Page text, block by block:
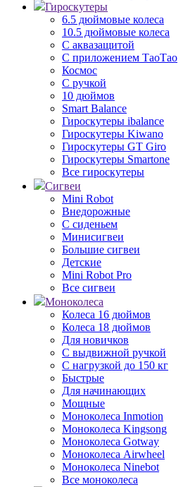
Гироскутеры
6.5 дюймовые колеса
10.5 дюймовые колеса
С аквазащитой
С приложением ТаоТао
Космос
С ручкой
10 дюймов
Smart Balance
Гироскутеры ibalance
Гироскутеры Kiwano
Гироскутеры GT Giro
Гироскутеры Smartone
Все гироскутеры
Сигвеи
Mini Robot
Внедорожные
С сиденьем
Минисигвеи
Большие сигвеи
Детские
Mini Robot Pro
Все сигвеи
Моноколеса
Колеса 16 дюймов
Колеса 18 дюймов
Для новичков
С выдвижной ручкой
С нагрузкой до 150 кг
Быстрые
Для начинающих
Мощные
Моноколеса Inmotion
Моноколеса Kingsong
Моноколеса Gotway
Моноколеса Airwheel
Моноколеса Ninebot
Все моноколеса